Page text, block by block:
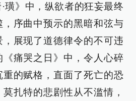
璜》中，纵欲者的狂妄最终
序曲中预示的黑暗和弦与
展现了道德律令的不可违
痛哭之日》中，令人心碎
的赋格，直面了死亡的恐
扎特的悲剧性从不滥情，